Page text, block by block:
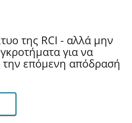
της RCI - αλλά μην
για να
την επόμενη απόδρασή